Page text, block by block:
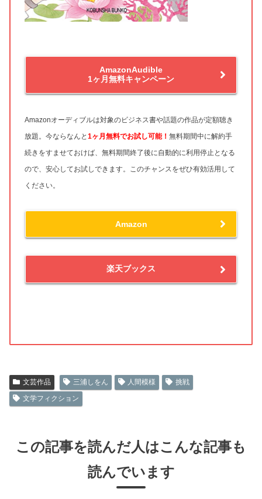
AmazonAudible
1ヶ月無料キャンペーン
Amazonオーディブルは対象のビジネス書や話題の作品が定額聴き
放題。今ならなんと 1ヶ月無料でお試し可能！ 無料期間中に解約手
続きをすませておけば、無料期間終了後に自動的に利用停止となる
ので、安心してお試しできます。このチャンスをぜひ有効活用して
ください。
Amazon
楽天ブックス
文芸作品 三浦しをん 人間模様
挑戦
文学フィクション
この記事を読んだ人はこんな記事も
読んでいます